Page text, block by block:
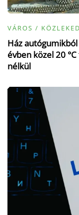
VÁROS /
Ház
évben közel 20
nélkül